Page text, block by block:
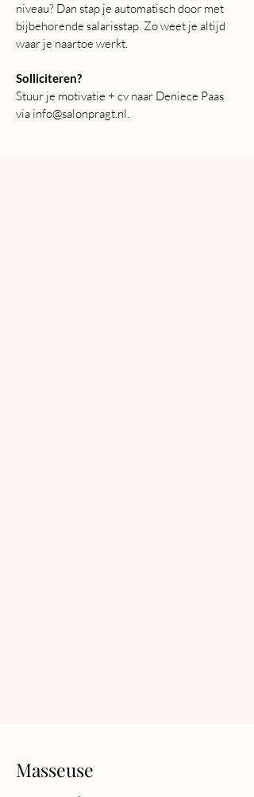
niveau? Dan stap je automatisch door met
bijbehorende salarisstap. Zo weet je altijd
waar je naartoe werkt.
Solliciteren?
Stuur je motivatie + cv naar Deniece Paas
via info@salonpragt.nl.
Masseuse